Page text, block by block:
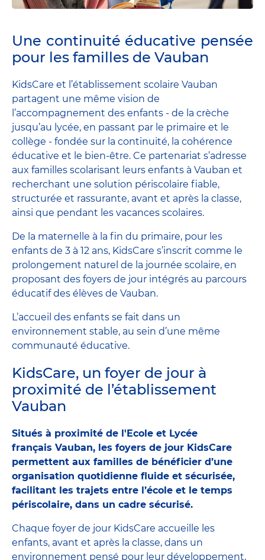
Une continuité éducative pensée
pour les familles de Vauban
KidsCare et l’établissement scolaire Vauban
partagent une même vision de
l’accompagnement des enfants - de la crèche
jusqu’au lycée, en passant par le primaire et le
collège - fondée sur la continuité, la cohérence
éducative et le bien-être. Ce partenariat s’adresse
aux familles scolarisant leurs enfants à Vauban et
recherchant une solution périscolaire fiable,
structurée et rassurante, avant et après la classe,
ainsi que pendant les vacances scolaires.
De la maternelle à la fin du primaire, pour les
enfants de 3 à 12 ans, KidsCare s’inscrit comme le
prolongement naturel de la journée scolaire, en
proposant des foyers de jour intégrés au parcours
éducatif des élèves de Vauban.
L’accueil des enfants se fait dans un
environnement stable, au sein d’une même
communauté éducative.
KidsCare, un foyer de jour à
proximité de l’établissement
Vauban
Situés à proximité de l'Ecole et Lycée
français Vauban, les foyers de jour KidsCare
permettent aux familles de bénéficier d’une
organisation quotidienne fluide et sécurisée,
facilitant les trajets entre l’école et le temps
périscolaire, dans un cadre sécurisé.
Chaque foyer de jour KidsCare accueille les
enfants, avant et après la classe, dans un
environnement pensé pour leur développement,